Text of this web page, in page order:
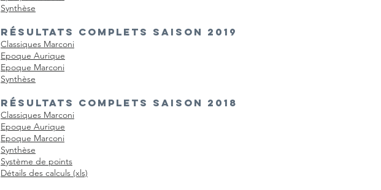
Synthèse
RÉSULTATS COMPLETS SAISON 2 019
Classiques Marconi
Epoque Aurique
Epoque Marconi
Synthèse
RÉSULTATS COMPLETS SAISON 2018
Classiques Marconi
Epoque Aurique
Epoque Marconi
Synthèse
Système de points
Détails des calculs (xls)